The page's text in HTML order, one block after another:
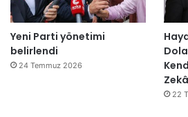
Yeni Parti yönetimi
belirlendi
24 Temmuz 2026
22